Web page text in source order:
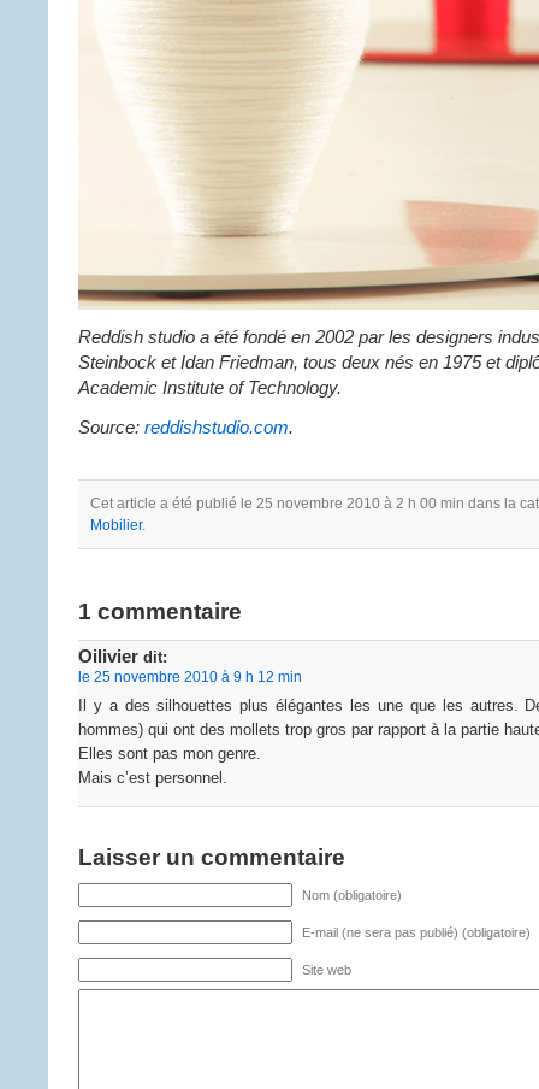
Reddish studio a été fondé en 2002 par les designers
Steinbock et Idan Friedman, tous deux nés en 1975 et
Academic Institute of Technology.
Source: reddishstudio.com.
Cet article a été publié le 25 novembre 2010 à 2 h 00 min dans la
Mobilier.
1 commentaire
Oilivier dit:
le 25 novembre 2010 à 9 h 12 min
Il y a des silhouettes plus élégantes les une que les autres.
hommes) qui ont des mollets trop gros par rapport à la partie
Elles sont pas mon genre.
Mais c’est personnel.
Laisser un commentaire
Nom (obligatoire)
E-mail (ne sera pas publié) (obligatoire)
Site web